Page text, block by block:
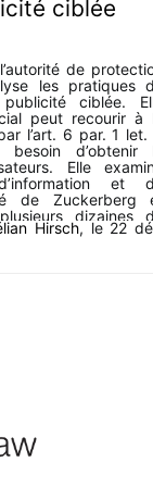
ciblée
de
les pratiques
ciblée.
peut recourir à
l’art. 6 par. 1 let.
besoin d’obtenir
Elle
et
de Zuckerberg
dizaines
la violation de
Hirsch, le 22